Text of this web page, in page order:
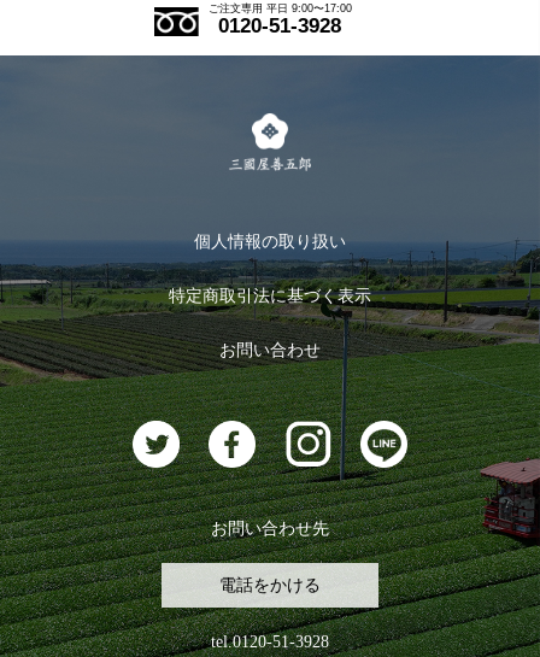
式部の香りシリーズ
お茶のギフト
おすすめのお茶
お茶に合うスイーツ
ログイン
ログアウト
ご注文専用 平日 9:00〜17:00
0120-51-3928
個人情報の取り扱い
特定商取引法に基づく表示
お問い合わせ
お問い合わせ先
電話をかける
tel.0120-51-3928